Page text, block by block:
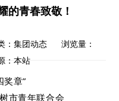
的青春致敬！
：集团动态 浏览量：
：本站
奖章”
市青年联合会